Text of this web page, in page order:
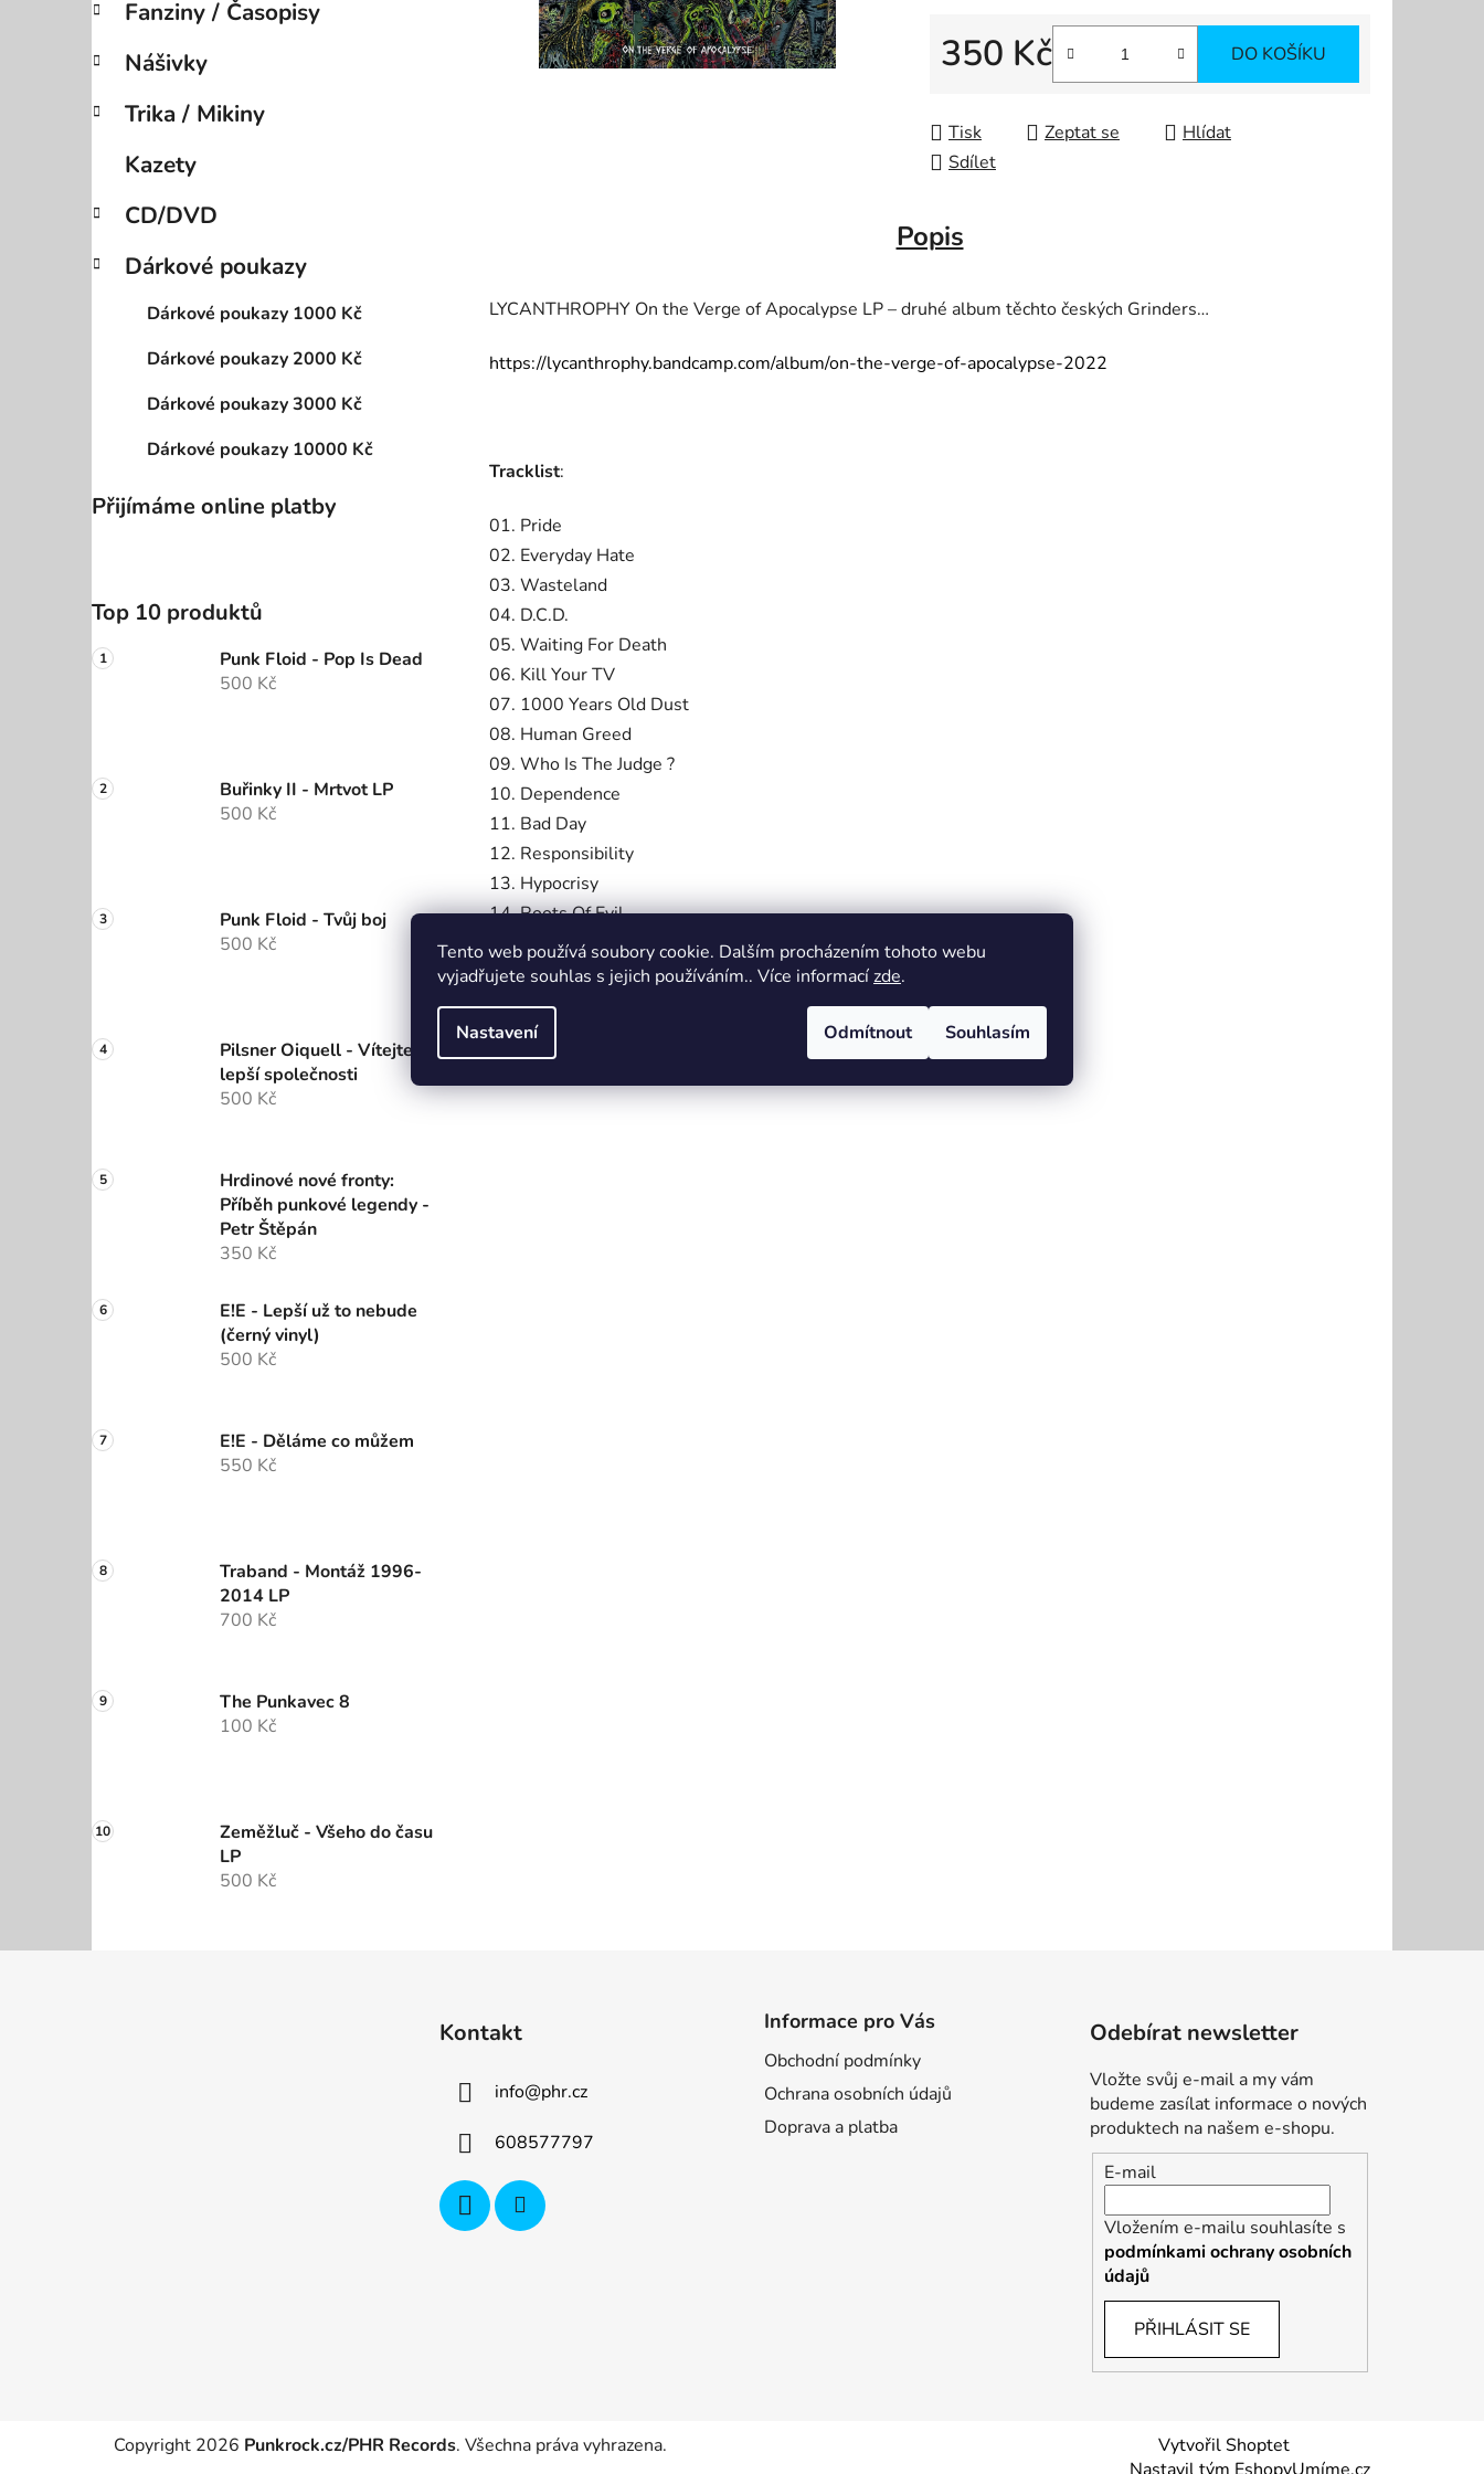
Tento web používá soubory cookie. Dalším procházením tohoto webu
vyjadřujete souhlas s jejich používáním.. Více informacízde.
Nastavení Odmítnout Souhlasím
p
a
n
e
Fanziny / Časopisy
Nášivky
Trika / Mikiny
Kazety
CD/DVD
Dárkové poukazy
Dárkové poukazy 1000 Kč
Dárkové poukazy 2000 Kč
Dárkové poukazy 3000 Kč
Dárkové poukazy 10000 Kč
Přijímáme online platby
Top 10 produktů
Punk Floid - Pop Is Dead
500 Kč
Buřinky II - Mrtvot LP
500 Kč
Punk Floid - Tvůj boj
500 Kč
Pilsner Oiquell - Vítejte do
lepší společnosti
500 Kč
Hrdinové nové fronty:
Příběh punkové legendy -
Petr Štěpán
350 Kč
E!E - Lepší už to nebude
(černý vinyl)
500 Kč
E!E - Děláme co můžem
550 Kč
Traband - Montáž 1996-
2014 LP
700 Kč
The Punkavec 8
100 Kč
Zeměžluč - Všeho do času
LP
500 Kč
350 Kč DO KOŠÍKU
Tisk Zeptat se
Hlídat
Sdílet
Popis
LYCANTHROPHY On the Verge of Apocalypse LP – druhé album těchto českých Grinders…
https://lycanthrophy.bandcamp.com/album/on-the-verge-of-apocalypse-2022
Tracklist:
01. Pride
02. Everyday Hate
03. Wasteland
04. D.C.D.
05. Waiting For Death
06. Kill Your TV
07. 1000 Years Old Dust
08. Human Greed
09. Who Is The Judge ?
10. Dependence
11. Bad Day
12. Responsibility
13. Hypocrisy
14. Roots Of Evil
15. Enlightenment
16. Cought In A Cage
17. F.N.C.
18. Traces Of Decay
Kontakt
info@phr.cz
608577797
Informace pro Vás
Obchodní podmínky
Ochrana osobních údajů
Doprava a platba
Odebírat newsletter
Vložte svůj e-mail a my vám
budeme zasílat informace o nových
produktech na našem e-shopu.
E-mail
Vložením e-mailu souhlasíte s
podmínkami ochrany osobních
údajů
PŘIHLÁSIT SE
Vytvořil Shoptet
Copyright 2026 Punkrock.cz/PHR Records. Všechna práva vyhrazena.